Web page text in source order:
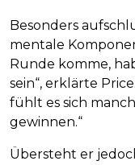
Besonders
mentale
Runde komme,
sein“, erklärte
fühlt es sich
gewinnen.“
Übersteht er